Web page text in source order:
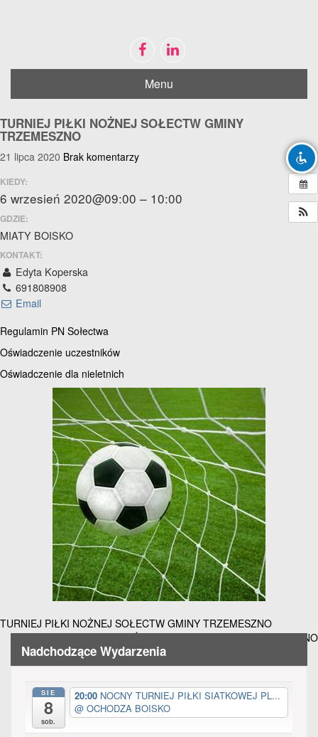
zoom_out Zoom out
zoom_in Zoom in
add_circle_outline Increase font
brightness_high Bright contrast
font_download Mark links
Menu
TURNIEJ PIŁKI NOŻNEJ SOŁECTW GMINY
TRZEMESZNO
21 lipca 2020 Brak komentarzy
KIEDY:
6 wrzesień 2020@09:00 – 10:00
GDZIE:
MIATY BOISKO
KONTAKT:
Edyta Koperska
691808908
Email
Regulamin PN Sołectwa
Oświadczenie uczestników
Oświadczenie dla nieletnich
Nawigacja
wpisu
TURNIEJ PIŁKI NOŻNEJ SOŁECTW GMINY TRZEMESZNO
TURNIEJ PIŁKI NOŻNEJ SOŁECTW GMINY TRZEMESZNO
Nadchodzące Wydarzenia
SIE
8
sob.
20:00 NOCNY TURNIEJ PIŁKI SIATKOWEJ PL...
@ OCHODZA BOISKO